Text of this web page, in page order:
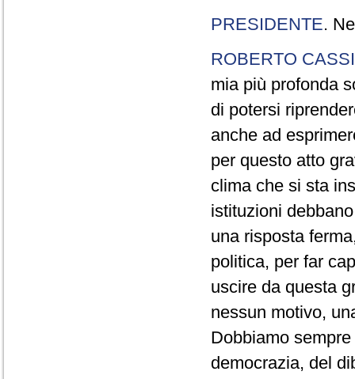
PRESIDENTE.
ROBERTO
mia più profonda
di potersi
anche ad
per questo atto
clima che si sta
istituzioni
una risposta
politica, per far
uscire da questa
nessun motivo,
Dobbiamo
democrazia, del